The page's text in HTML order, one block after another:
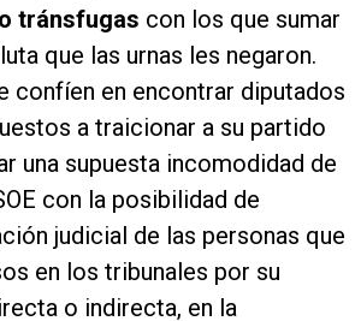
tránsfugas con los que sumar
que las urnas les negaron.
confíen en encontrar diputados
a traicionar a su partido
una supuesta incomodidad de
con la posibilidad de
judicial de las personas que
en los tribunales por su
o indirecta, en la